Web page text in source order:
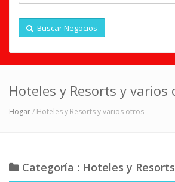
Buscar Negocios
Hoteles y Resorts y varios
Hogar/ Hoteles y Resorts y varios otros
Categoría : Hoteles y